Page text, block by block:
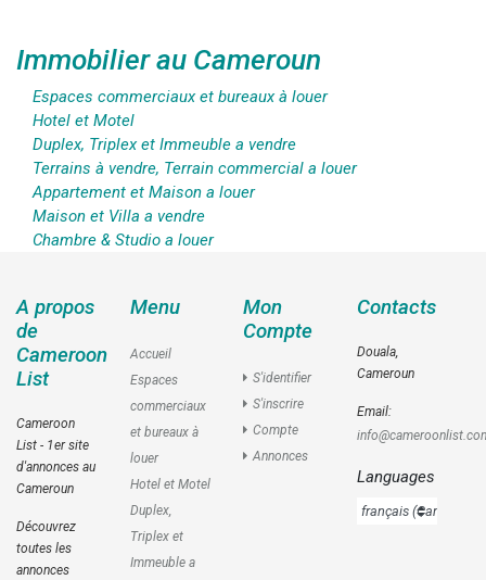
Immobilier au Cameroun
Espaces commerciaux et bureaux à louer
Hotel et Motel
Duplex, Triplex et Immeuble a vendre
Terrains à vendre, Terrain commercial a louer
Appartement et Maison a louer
Maison et Villa a vendre
Chambre & Studio a louer
A propos
de
Cameroon
List
Cameroon
List - 1er site
d'annonces au
Cameroun
Découvrez
toutes les
annonces
Menu
Accueil
Espaces
commerciaux
et bureaux à
louer
Hotel et Motel
Duplex,
Triplex et
Immeuble a
Mon
Compte
S'identifier
S'inscrire
Compte
Annonces
Contacts
Douala,
Cameroun
Email:
Languages